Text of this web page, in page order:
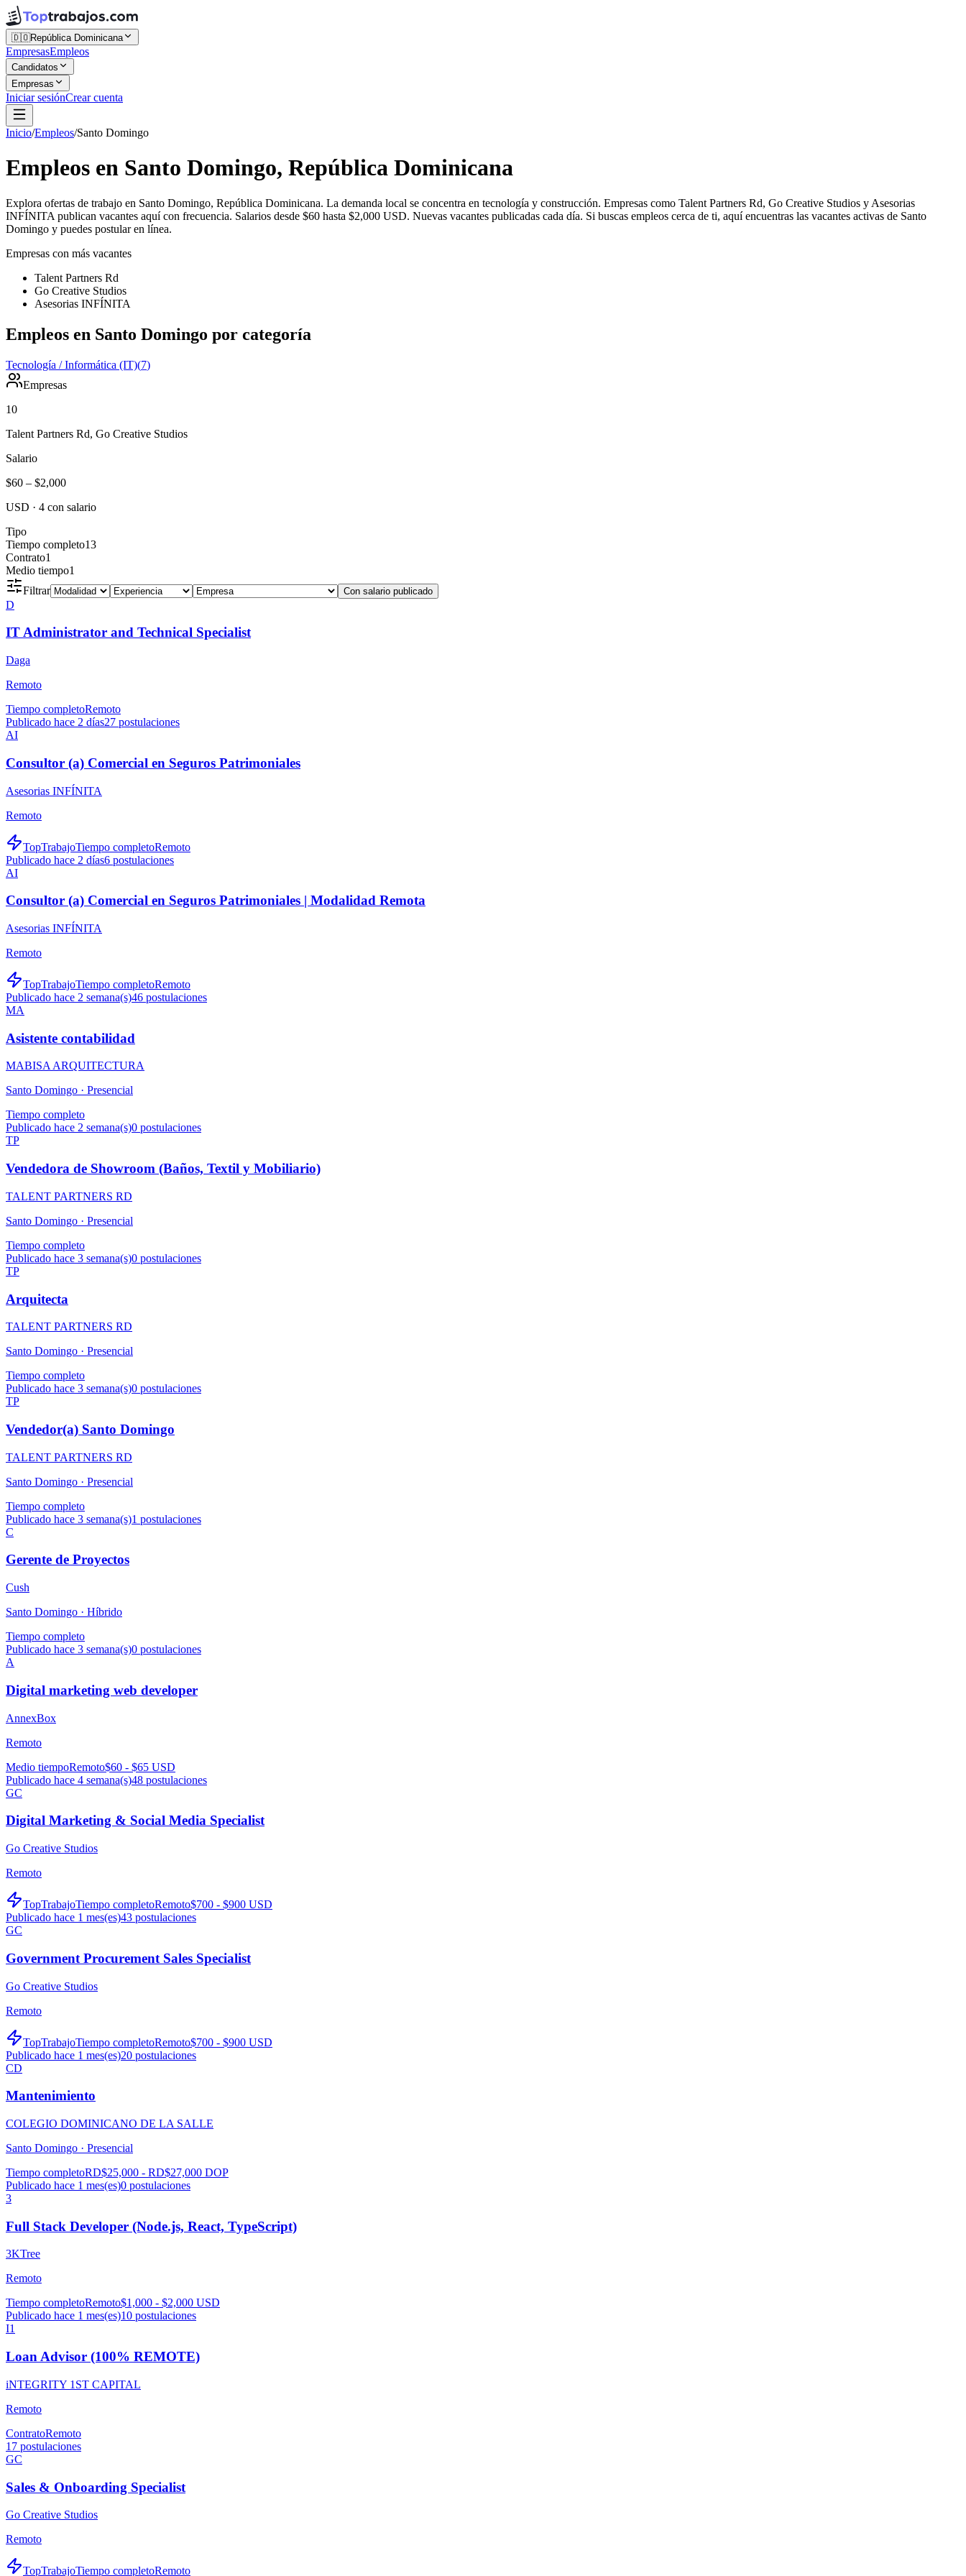
🇩🇴República Dominicana
EmpresasEmpleos
Candidatos
Empresas
Iniciar sesiónCrear cuenta
Inicio/Empleos/Santo Domingo
Empleos en Santo Domingo, República Dominicana
Explora ofertas de trabajo en Santo Domingo, República Dominicana. La demanda local se concentra en tecnología y construcción. Empresas como Talent Partners Rd, Go Creative Studios y Asesorias
INFÍNITA publican vacantes aquí con frecuencia. Salarios desde $60 hasta $2,000 USD. Nuevas vacantes publicadas cada día. Si buscas empleos cerca de ti, aquí encuentras las vacantes activas de Santo
Domingo y puedes postular en línea.
Empresas con más vacantes
Talent Partners Rd
Go Creative Studios
Asesorias INFÍNITA
Empleos en Santo Domingo por categoría
Tecnología / Informática (IT)(7)
Empresas
10
Talent Partners Rd, Go Creative Studios
Salario
$60 – $2,000
USD · 4 con salario
Tipo
Tiempo completo13
Contrato1
Medio tiempo1
Filtrar
Con salario publicado
D
IT Administrator and Technical Specialist
Daga
Remoto
Tiempo completoRemoto
Publicado hace 2 días27 postulaciones
AI
Consultor (a) Comercial en Seguros Patrimoniales
Asesorias INFÍNITA
Remoto
TopTrabajoTiempo completoRemoto
Publicado hace 2 días6 postulaciones
AI
Consultor (a) Comercial en Seguros Patrimoniales | Modalidad Remota
Asesorias INFÍNITA
Remoto
TopTrabajoTiempo completoRemoto
Publicado hace 2 semana(s)46 postulaciones
MA
Asistente contabilidad
MABISA ARQUITECTURA
Santo Domingo · Presencial
Tiempo completo
Publicado hace 2 semana(s)0 postulaciones
TP
Vendedora de Showroom (Baños, Textil y Mobiliario)
TALENT PARTNERS RD
Santo Domingo · Presencial
Tiempo completo
Publicado hace 3 semana(s)0 postulaciones
TP
Arquitecta
TALENT PARTNERS RD
Santo Domingo · Presencial
Tiempo completo
Publicado hace 3 semana(s)0 postulaciones
TP
Vendedor(a) Santo Domingo
TALENT PARTNERS RD
Santo Domingo · Presencial
Tiempo completo
Publicado hace 3 semana(s)1 postulaciones
C
Gerente de Proyectos
Cush
Santo Domingo · Híbrido
Tiempo completo
Publicado hace 3 semana(s)0 postulaciones
A
Digital marketing web developer
AnnexBox
Remoto
Medio tiempoRemoto$60 - $65 USD
Publicado hace 4 semana(s)48 postulaciones
GC
Digital Marketing & Social Media Specialist
Go Creative Studios
Remoto
TopTrabajoTiempo completoRemoto$700 - $900 USD
Publicado hace 1 mes(es)43 postulaciones
GC
Government Procurement Sales Specialist
Go Creative Studios
Remoto
TopTrabajoTiempo completoRemoto$700 - $900 USD
Publicado hace 1 mes(es)20 postulaciones
CD
Mantenimiento
COLEGIO DOMINICANO DE LA SALLE
Santo Domingo · Presencial
Tiempo completoRD$25,000 - RD$27,000 DOP
Publicado hace 1 mes(es)0 postulaciones
3
Full Stack Developer (Node.js, React, TypeScript)
3KTree
Remoto
Tiempo completoRemoto$1,000 - $2,000 USD
Publicado hace 1 mes(es)10 postulaciones
I1
Loan Advisor (100% REMOTE)
iNTEGRITY 1ST CAPITAL
Remoto
ContratoRemoto
17 postulaciones
GC
Sales & Onboarding Specialist
Go Creative Studios
Remoto
TopTrabajoTiempo completoRemoto